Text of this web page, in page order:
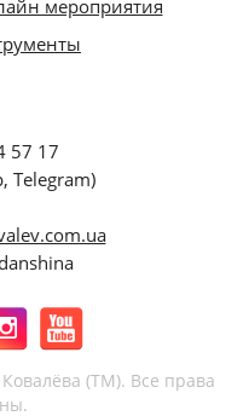
мероприятия
57 17
Telegram)
(ТМ). Все права